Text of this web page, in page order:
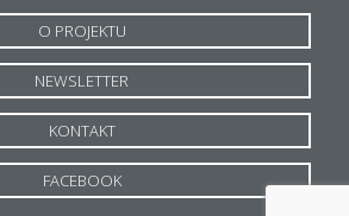
O PROJEKTU
NEWSLETTER
KONTAKT
FACEBOOK